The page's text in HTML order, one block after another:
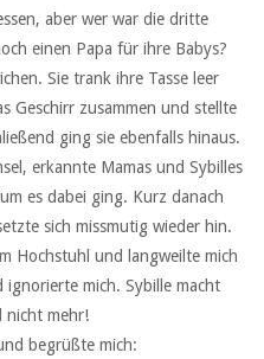
aber wer war die dritte
einen Papa für ihre Babys?
Sie trank ihre Tasse leer
Geschirr zusammen und stellte
ging sie ebenfalls hinaus.
erkannte Mamas und Sybilles
es dabei ging. Kurz danach
sich missmutig wieder hin.
Hochstuhl und langweilte mich
mich. Sybille macht
nicht mehr!
begrüßte mich: